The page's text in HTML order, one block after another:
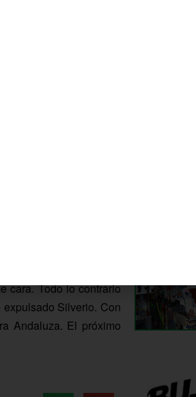
personas han
de mano a mano
cara. Todo lo contrario
Silverio. Con
Andaluza. El próximo